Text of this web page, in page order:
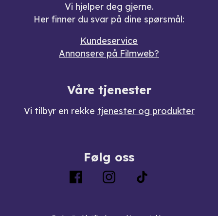
Vi hjelper deg gjerne.
Her finner du svar på dine spørsmål:
Kundeservice
Annonsere på Filmweb?
Våre tjenester
Vi tilbyr en rekke tjenester og produkter
Følg oss